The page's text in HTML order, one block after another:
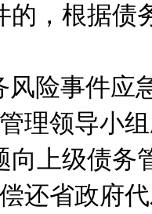
的，根据债
险事件应
领导小组
向上级债务
省政府代